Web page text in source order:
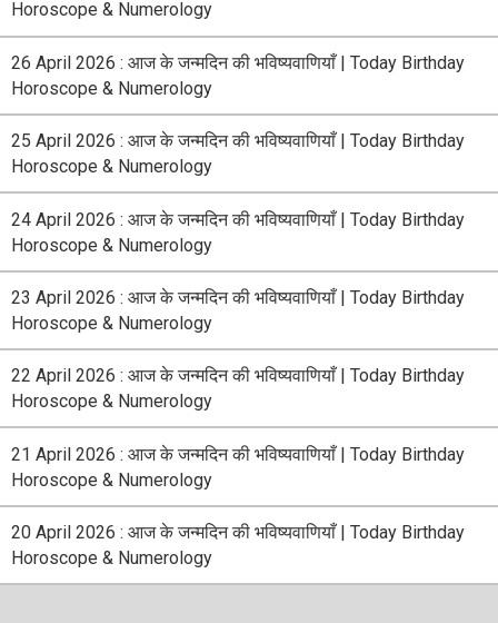
Horoscope & Numerology
26 April 2026 : आज के जन्मदिन की भविष्यवाणियाँ | Today Birthday
Horoscope & Numerology
25 April 2026 : आज के जन्मदिन की भविष्यवाणियाँ | Today Birthday
Horoscope & Numerology
24 April 2026 : आज के जन्मदिन की भविष्यवाणियाँ | Today Birthday
Horoscope & Numerology
23 April 2026 : आज के जन्मदिन की भविष्यवाणियाँ | Today Birthday
Horoscope & Numerology
22 April 2026 : आज के जन्मदिन की भविष्यवाणियाँ | Today Birthday
Horoscope & Numerology
21 April 2026 : आज के जन्मदिन की भविष्यवाणियाँ | Today Birthday
Horoscope & Numerology
20 April 2026 : आज के जन्मदिन की भविष्यवाणियाँ | Today Birthday
Horoscope & Numerology